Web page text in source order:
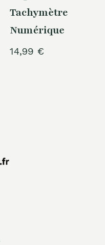
Tachymètre
Numérique
14,99 €